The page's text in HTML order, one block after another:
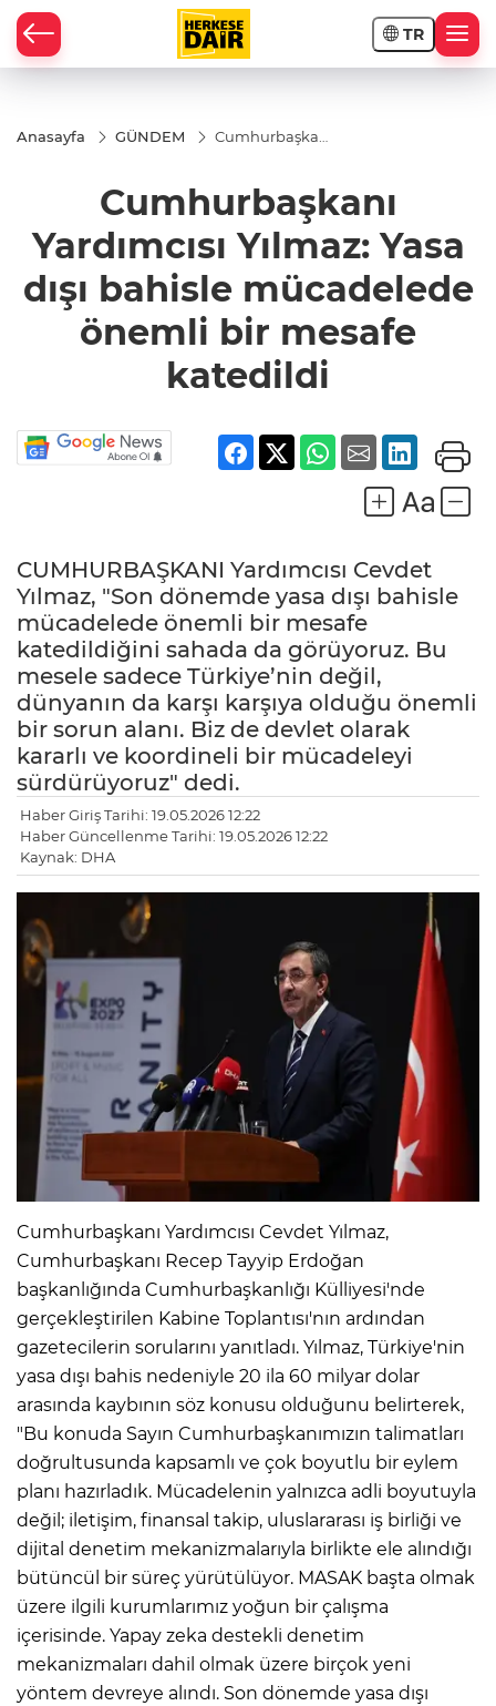
TR
Anasayfa GÜNDEM
Cumhurbaşkanı
bahisle
mücadelede
mesafe
katedildi
Cumhurbaşkanı
Yardımcısı Yılmaz: Yasa
dışı bahisle mücadelede
önemli bir mesafe
katedildi
CUMHURBAŞKANI Yardımcısı Cevdet
Yılmaz, "Son dönemde yasa dışı bahisle
mücadelede önemli bir mesafe
katedildiğini sahada da görüyoruz. Bu
mesele sadece Türkiye’nin değil,
dünyanın da karşı karşıya olduğu önemli
bir sorun alanı. Biz de devlet olarak
kararlı ve koordineli bir mücadeleyi
sürdürüyoruz" dedi.
Haber Giriş Tarihi: 19.05.2026 12:22
Haber Güncellenme Tarihi: 19.05.2026 12:22
Kaynak: DHA
Cumhurbaşkanı Yardımcısı Cevdet Yılmaz,
Cumhurbaşkanı Recep Tayyip Erdoğan
başkanlığında Cumhurbaşkanlığı Külliyesi'nde
gerçekleştirilen Kabine Toplantısı'nın ardından
gazetecilerin sorularını yanıtladı. Yılmaz, Türkiye'nin
yasa dışı bahis nedeniyle 20 ila 60 milyar dolar
arasında kaybının söz konusu olduğunu belirterek,
"Bu konuda Sayın Cumhurbaşkanımızın talimatları
doğrultusunda kapsamlı ve çok boyutlu bir eylem
planı hazırladık. Mücadelenin yalnızca adli boyutuyla
değil; iletişim, finansal takip, uluslararası iş birliği ve
dijital denetim mekanizmalarıyla birlikte ele alındığı
bütüncül bir süreç yürütülüyor. MASAK başta olmak
üzere ilgili kurumlarımız yoğun bir çalışma
içerisinde. Yapay zeka destekli denetim
mekanizmaları dahil olmak üzere birçok yeni
yöntem devreye alındı. Son dönemde yasa dışı